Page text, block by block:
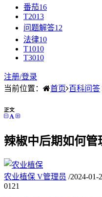
番茄16
T2013
问题解答12
法律10
T1010
T3010
注册/登录
当前位置：
首页 百科问答
正文
辣椒中后期如何管
农业植保 V管理员 /2024-01-
01 21